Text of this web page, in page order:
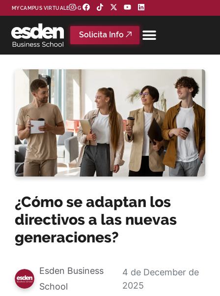
MYCAMPUS VIRTUAL BLOG
Solicita Info
¿Cómo se adaptan los
directivos a las nuevas
generaciones?
Esden Business
School
4 de December de
2025